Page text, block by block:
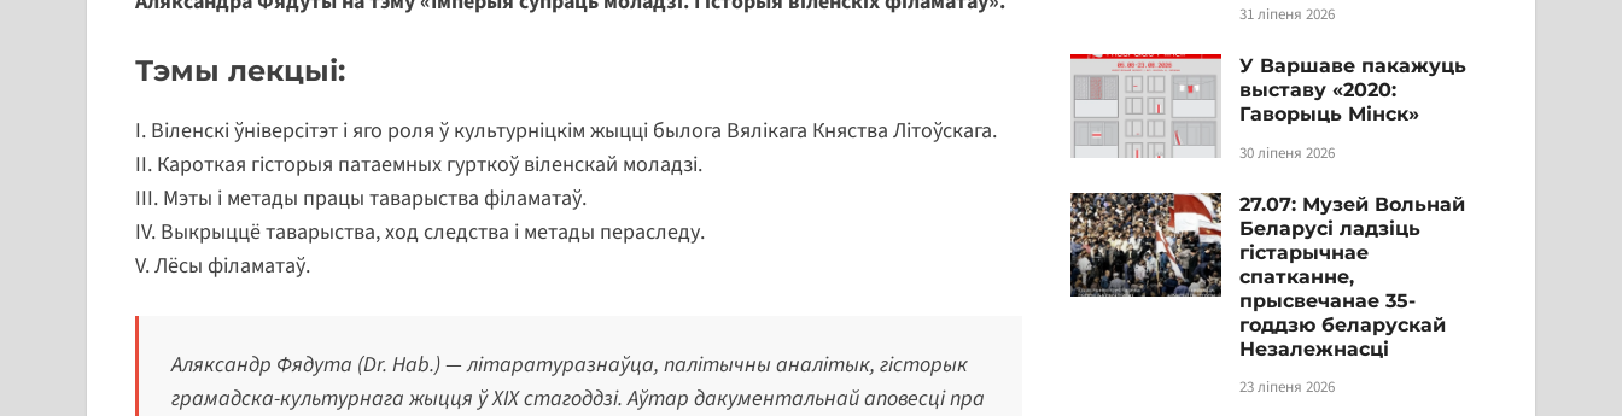
Тэмы лекцыі:
I. Віленскі ўніверсітэт і яго роля ў культурніцкім жыцці былога Вялікага Княства Літоўскага.
II. Кароткая гісторыя патаемных гурткоў віленскай моладзі.
III. Мэты і метады працы таварыства філаматаў.
IV. Выкрыццё таварыства, ход следства і метады пераследу.
V. Лёсы філаматаў.
Аляксандр Фядута (Dr. Hab.) — літаратуразнаўца, палітычны аналітык, гісторык
грамадска-культурнага жыцця ў ХІХ стагоддзі. Аўтар дакументальнай аповесці пра
31 ліпеня 2026
У Варшаве пакажуць
выставу «2020:
Гаворыць Мінск»
30 ліпеня 2026
27.07: Музей Вольнай
Беларусі ладзіць
гістарычнае
спатканне,
прысвечанае 35-
годдзю беларускай
Незалежнасці
23 ліпеня 2026